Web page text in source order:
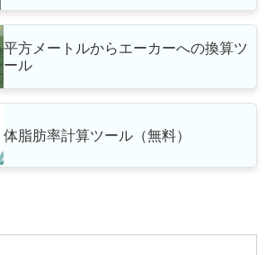
平方メートルからエーカーへの換算ツ
ール
体脂肪率計算ツール（無料）